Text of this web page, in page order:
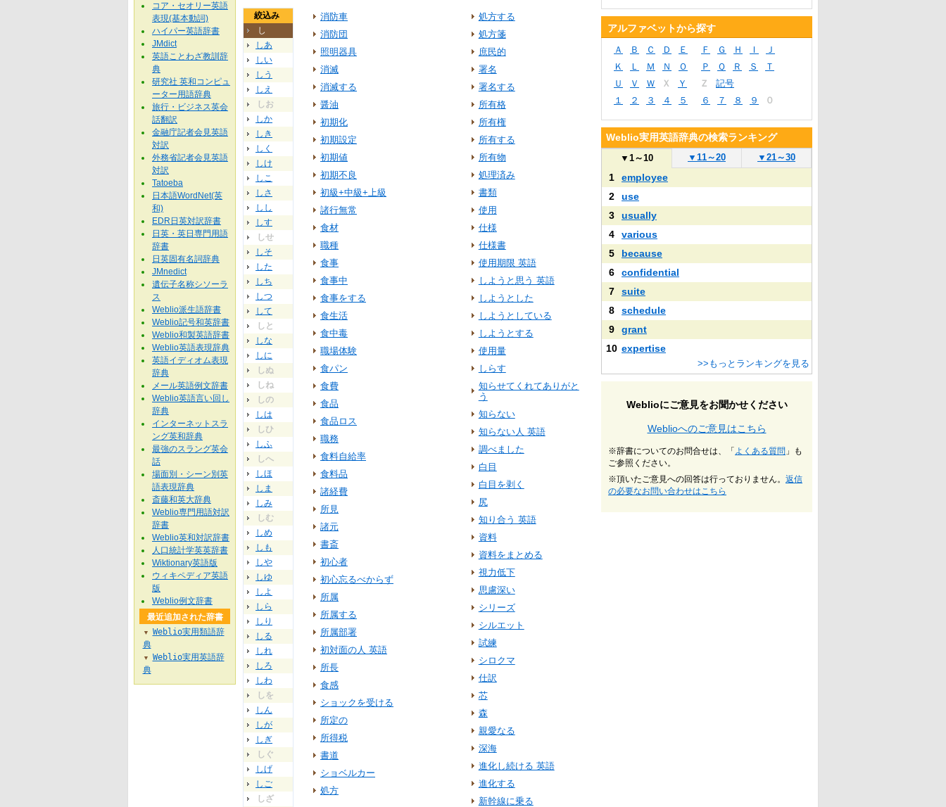
絞込み
し
しあ
しい
しう
しえ
しお
しか
しき
しく
しけ
しこ
しさ
しし
しす
しせ
しそ
した
しち
しつ
して
しと
しな
しに
しぬ
しね
しの
しは
しひ
しふ
しへ
しほ
しま
しみ
しむ
しめ
しも
しや
しゆ
しよ
しら
しり
しる
しれ
しろ
しわ
しを
しん
しが
しぎ
しぐ
しげ
しご
しざ
消防車
消防団
照明器具
消滅
消滅する
醤油
初期化
初期設定
初期値
初期不良
初級+中級+上級
諸行無常
食材
職種
食事
食事中
食事をする
食生活
食中毒
職場体験
食パン
食費
食品
食品ロス
職務
食料自給率
食料品
諸経費
所見
諸元
書斎
初心者
初心忘るべからず
所属
所属する
所属部署
初対面の人 英語
所長
食感
ショックを受ける
所定の
所得税
書道
ショベルカー
処方
処方する
処方箋
庶民的
署名
署名する
所有格
所有権
所有する
所有物
処理済み
書類
使用
仕様
仕様書
使用期限 英語
しようと思う 英語
しようとした
しようとしている
しようとする
使用量
しらす
知らせてくれてありがと
う
知らない
知らない人 英語
調べました
白目
白目を剥く
尻
知り合う 英語
資料
資料をまとめる
視力低下
思慮深い
シリーズ
シルエット
試練
シロクマ
仕訳
芯
森
親愛なる
深海
進化し続ける 英語
進化する
新幹線に乗る
コア・セオリー英語
表現(基本動詞)
ハイパー英語辞書
JMdict
英語ことわざ教訓辞
典
研究社 英和コンピュ
ーター用語辞典
旅行・ビジネス英会
話翻訳
金融庁記者会見英語
対訳
外務省記者会見英語
対訳
Tatoeba
日本語WordNet(英
和)
EDR日英対訳辞書
日英・英日専門用語
辞書
日英固有名詞辞典
JMnedict
遺伝子名称シソーラ
ス
Weblio派生語辞書
Weblio記号和英辞書
Weblio和製英語辞書
Weblio英語表現辞典
英語イディオム表現
辞典
メール英語例文辞書
Weblio英語言い回し
辞典
インターネットスラ
ング英和辞典
最強のスラング英会
話
場面別・シーン別英
語表現辞典
斎藤和英大辞典
Weblio専門用語対訳
辞書
Weblio英和対訳辞書
人口統計学英英辞書
Wiktionary英語版
ウィキペディア英語
版
Weblio例文辞書
最近追加された辞書
▼
Weblio実用類語辞
典
▼
Weblio実用英語辞
典
アルファベットから探す
Ａ Ｂ Ｃ Ｄ Ｅ Ｆ Ｇ Ｈ Ｉ
Ｊ
Ｋ
Ｌ Ｍ Ｎ Ｏ Ｐ Ｑ Ｒ Ｓ
Ｔ
Ｕ
Ｖ Ｗ Ｘ Ｙ Ｚ
記号
１
２ ３ ４ ５ ６ ７ ８ ９ ０
Weblio実用英語辞典の検索ランキング
▼ 1～10 ▼ 11～20 ▼ 21～30
1
employee
2
use
3
usually
4
various
5
because
6
confidential
7
suite
8
schedule
9
grant
10 expertise
>>もっとランキングを見る
Weblioにご意見をお聞かせください
Weblioへのご意見はこちら
※辞書についてのお問合せは、「 よくある質問 」も
ご参照ください。
※頂いたご意見への回答は行っておりません。 返信
の必要なお問い合わせはこちら